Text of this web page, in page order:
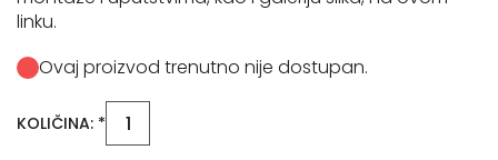
linku.
Ovaj proizvod trenutno nije dostupan.
KOLIČINA: *